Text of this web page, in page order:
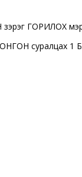
ГОРИЛОХ
суралцах 1